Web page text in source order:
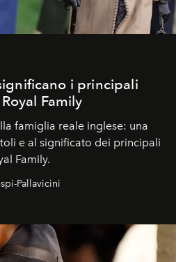
i principali
Family
famiglia reale inglese: una
e al significato dei principali
Family.
Pallavicini